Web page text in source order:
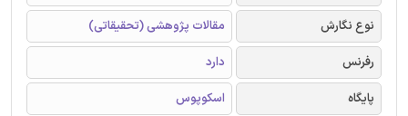
نوع نگارش
مقالات پژوهشی (تحقیقاتی)
رفرنس
دارد
پایگاه
اسکوپوس